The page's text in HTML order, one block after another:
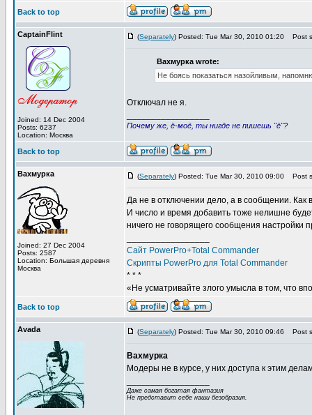
Back to top
CaptainFlint
Joined: 14 Dec 2004
Posts: 6237
Location: Москва
(Separately) Posted: Tue Mar 30, 2010 01:20 Post
Вахмурка wrote:
Не боясь показаться назойливым,
Отключал не я.
Почему же, ё-моё, ты нигде не пишешь "ё"?
Back to top
Вахмурка
Joined: 27 Dec 2004
Posts: 2587
Location: Большая деревня
Москва
(Separately) Posted: Tue Mar 30, 2010 09:00 Post
Да не в отключении дело, а в сообщении. Как
И число и время добавить тоже нелишне
ничего не говорящего сообщения настройки
Сайт PowerPro+Total Commander
Скрипты PowerPro для Total Commander
* * *
«Не усматривайте злого умысла в том, что
Back to top
Avada (Separately) Posted: Tue Mar 30, 2010 09:46 Post
Вахмурка
Модеры не в курсе, у них доступа к этим
Даже самая богатая фантазия
Не представит себе наши безобразия.